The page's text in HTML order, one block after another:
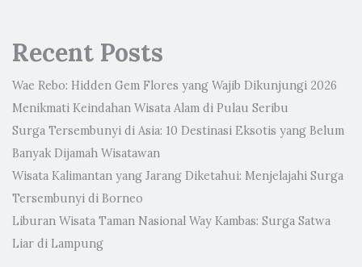
Recent Posts
Wae Rebo: Hidden Gem Flores yang Wajib Dikunjungi 2026
Menikmati Keindahan Wisata Alam di Pulau Seribu
Surga Tersembunyi di Asia: 10 Destinasi Eksotis yang Belum
Banyak Dijamah Wisatawan
Wisata Kalimantan yang Jarang Diketahui: Menjelajahi Surga
Tersembunyi di Borneo
Liburan Wisata Taman Nasional Way Kambas: Surga Satwa
Liar di Lampung